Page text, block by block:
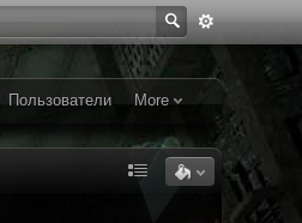
Пользователи More